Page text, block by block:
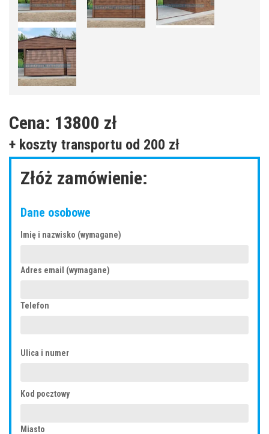
Cena: 13800 zł
+ koszty transportu od 200 zł
Złóż zamówienie:
Dane osobowe
Imię i nazwisko (wymagane)
Adres email (wymagane)
Telefon
Ulica i numer
Kod pocztowy
Miasto